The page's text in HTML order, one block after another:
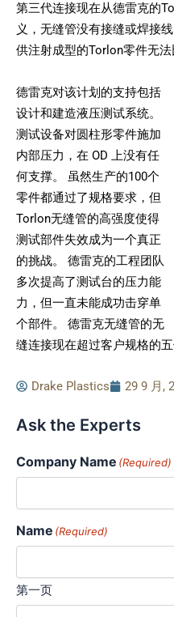
第三代连接现在从德雷克的
义，无缝管没有接缝或焊接
供注射成型的Torlon零件无法
德雷克对该计划的支持包括
设计和建造液压测试系统。
测试设备对圆柱形零件施加
内部压力，在 OD 上没有任
何支撑。 虽然生产的100个
零件都通过了规格要求，但
Torlon无缝管的高强度使得
测试部件失效成为一个真正
的挑战。 德雷克的工程团队
多次提高了测试台的压力能
力，但一直未能成功击穿单
个部件。 德雷克无缝管的无
缝连接现在超过客户规格的五
Drake Plastics 29 9 月,
Ask the Experts
Company Name (Required)
Name (Required)
第一页